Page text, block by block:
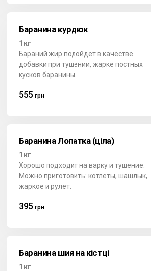
Баранина курдюк
1 кг
Бараний жир подойдет в качестве
добавки при тушении, жарке постных
кусков баранины.
555 грн
Баранина Лопатка (ціла)
1 кг
Хорошо подходит на варку и тушение.
Можно приготовить: котлеты, шашлык,
жаркое и рулет.
395 грн
Баранина шия на кістці
1 кг